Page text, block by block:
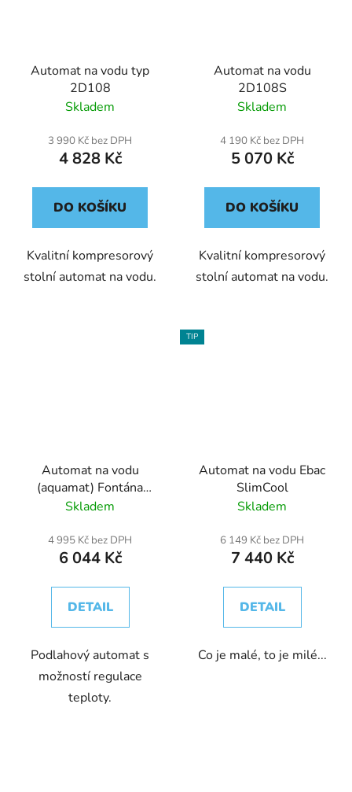
Automat na vodu typ
2D108
Skladem
3 990 Kč bez DPH
4 828 Kč
DO KOŠÍKU
Kvalitní kompresorový
stolní automat na vodu.
Automat na vodu
2D108S
Skladem
4 190 Kč bez DPH
5 070 Kč
DO KOŠÍKU
Kvalitní kompresorový
stolní automat na vodu.
Automat na vodu
(aquamat) Fontána
2V208DSA - digitální
Skladem
4 995 Kč bez DPH
6 044 Kč
DETAIL
Podlahový automat s
možností regulace
teploty.
TIP
Automat na vodu Ebac
SlimCool
Skladem
6 149 Kč bez DPH
7 440 Kč
DETAIL
Co je malé, to je milé...